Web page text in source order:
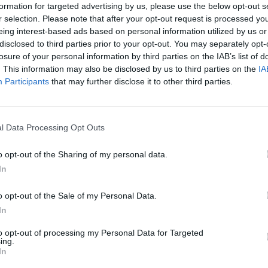
for targeted advertising by us, please use the below opt-out
selection. Please note that after your opt-out request is processed
interest-based ads based on personal information utilized by us
to third parties prior to your opt-out. You may separately
of your personal information by third parties on the IAB’s list of
This information may also be disclosed by us to third parties on the
Participants that may further disclose it to other third parties.
Data Processing Opt Outs
opt-out of the Sharing of my personal data.
opt-out of the Sale of my Personal Data.
opt-out of processing my Personal Data for Targeted
mindig felfelé vezető. Remélhetőleg ez csak
leszek, hogy erősödjek tovább.